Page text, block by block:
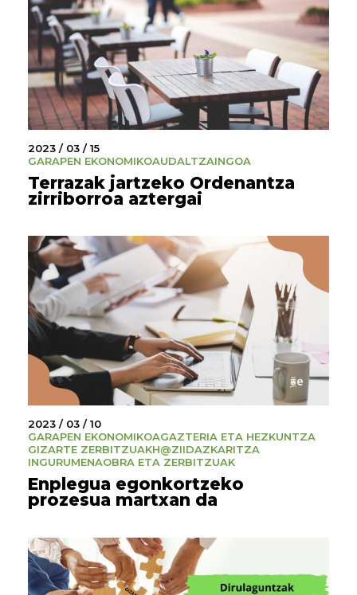
2023 / 03 / 15
GARAPEN EKONOMIKOAUDALTZAINGOA
Terrazak jartzeko Ordenantza
zirriborroa aztergai
2023 / 03 / 10
GARAPEN EKONOMIKOAGAZTERIA ETA HEZKUNTZA
GIZARTE ZERBITZUAKH@ZIIDAZKARITZA
INGURUMENAOBRA ETA ZERBITZUAK
Enplegua egonkortzeko
prozesua martxan da